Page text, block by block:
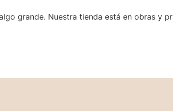
grande. Nuestra tienda está en obras y